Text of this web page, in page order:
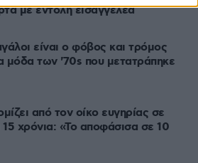
με εντολή εισαγγελέα
είναι ο φόβος και τρόμος
μόδα των '70s που μετατράπηκε
από τον οίκο ευγηρίας σε
15 χρόνια: «Το αποφάσισα σε 10